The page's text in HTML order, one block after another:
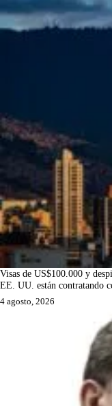
Visas de US$100.000 y
EE. UU. están contratando
4 agosto, 2026